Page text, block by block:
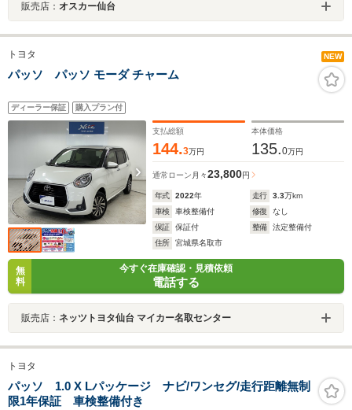
販売店： オスカー仙台
トヨタ NEW
パッソ パッソ モーダ チャーム
ディーラー保証 購入プラン付
支払総額
144.3万円
本体価格
135.0万円
通常ローン 月々23,800円
年式 2022年 走行 3.3万km
車検
車検整備付 修復
なし
保証
保証付 整備
法定整備付
住所
宮城県名取市
無
料
今すぐ在庫確認・見積依頼
電話する
販売店： ネッツトヨタ仙台 マイカー名取センター
トヨタ
パッソ 1.0 X Lパッケージ ナビ/ワンセグ/走行距離無制
限1年保証 車検整備付き